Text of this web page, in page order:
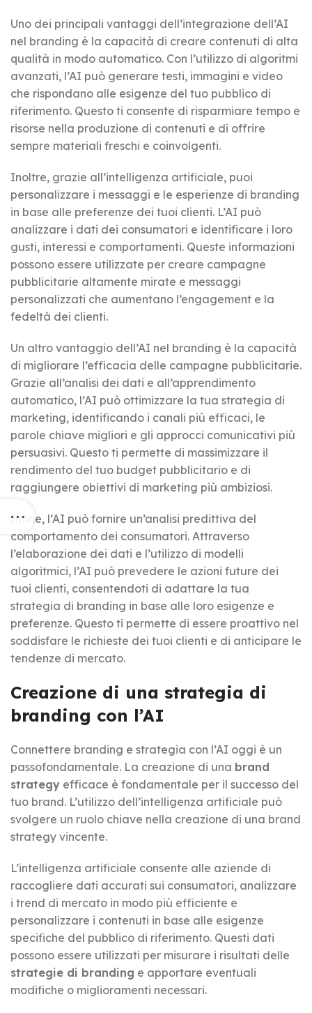
Uno dei principali vantaggi dell’integrazione dell’AI
nel branding è la capacità di creare contenuti di alta
qualità in modo automatico. Con l’utilizzo di algoritmi
avanzati, l’AI può generare testi, immagini e video
che rispondano alle esigenze del tuo pubblico di
riferimento. Questo ti consente di risparmiare tempo e
risorse nella produzione di contenuti e di offrire
sempre materiali freschi e coinvolgenti.
Inoltre, grazie all’intelligenza artificiale, puoi
personalizzare i messaggi e le esperienze di branding
in base alle preferenze dei tuoi clienti. L’AI può
analizzare i dati dei consumatori e identificare i loro
gusti, interessi e comportamenti. Queste informazioni
possono essere utilizzate per creare campagne
pubblicitarie altamente mirate e messaggi
personalizzati che aumentano l’engagement e la
fedeltà dei clienti.
Un altro vantaggio dell’AI nel branding è la capacità
di migliorare l’efficacia delle campagne pubblicitarie.
Grazie all’analisi dei dati e all’apprendimento
automatico, l’AI può ottimizzare la tua strategia di
marketing, identificando i canali più efficaci, le
parole chiave migliori e gli approcci comunicativi più
persuasivi. Questo ti permette di massimizzare il
rendimento del tuo budget pubblicitario e di
raggiungere obiettivi di marketing più ambiziosi.
Infine, l’AI può fornire un’analisi predittiva del
comportamento dei consumatori. Attraverso
l’elaborazione dei dati e l’utilizzo di modelli
algoritmici, l’AI può prevedere le azioni future dei
tuoi clienti, consentendoti di adattare la tua
strategia di branding in base alle loro esigenze e
preferenze. Questo ti permette di essere proattivo nel
soddisfare le richieste dei tuoi clienti e di anticipare le
tendenze di mercato.
Creazione di una strategia di
branding con l’AI
Connettere branding e strategia con l’AI oggi è un
passofondamentale. La creazione di una brand
strategy efficace è fondamentale per il successo del
tuo brand. L’utilizzo dell’intelligenza artificiale può
svolgere un ruolo chiave nella creazione di una brand
strategy vincente.
L’intelligenza artificiale consente alle aziende di
raccogliere dati accurati sui consumatori, analizzare
i trend di mercato in modo più efficiente e
personalizzare i contenuti in base alle esigenze
specifiche del pubblico di riferimento. Questi dati
possono essere utilizzati per misurare i risultati delle
strategie di branding e apportare eventuali
modifiche o miglioramenti necessari.